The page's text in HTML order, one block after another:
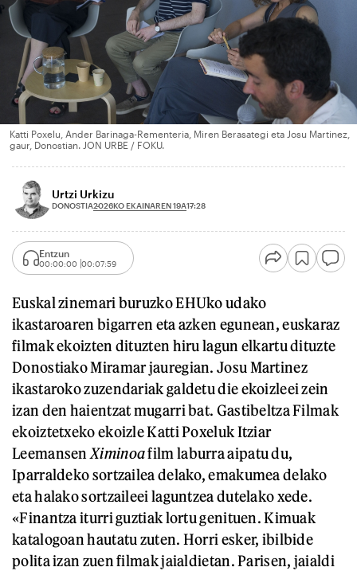
Katti Poxelu, Ander Barinaga-Rementeria, Miren Berasategi eta Josu Martinez,
gaur, Donostian. JON URBE / FOKU.
Urtzi Urkizu
DONOSTIA2026KO EKAINAREN 19A17:28
Entzun
00:00:00 00:07:59
Euskal zinemari buruzko EHUko udako
ikastaroaren bigarren eta azken egunean, euskaraz
filmak ekoizten dituzten hiru lagun elkartu dituzte
Donostiako Miramar jauregian. Josu Martinez
ikastaroko zuzendariak galdetu die ekoizleei zein
izan den haientzat mugarri bat. Gastibeltza Filmak
ekoiztetxeko ekoizle Katti Poxeluk Itziar
LeemansenXiminoafilm laburra aipatu du,
Iparraldeko sortzailea delako, emakumea delako
eta halako sortzaileei laguntzea dutelako xede.
«Finantza iturri guztiak lortu genituen. Kimuak
katalogoan hautatu zuten. Horri esker, ibilbide
polita izan zuen filmak jaialdietan. Parisen, jaialdi